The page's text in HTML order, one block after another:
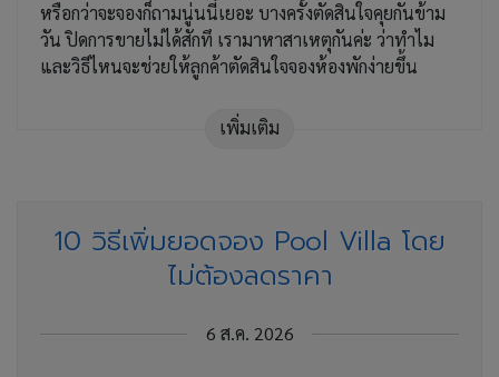
หรือกว่าจะจองก็ถามนู่นนี่เยอะ บางครั้งตัดสินใจคุยกันข้าม
วัน ปิดการขายไม่ได้สักทึ เรามาหาสาเหตุกันค่ะ ว่าทำไม
และวิธีไหนจะช่วยให้ลูกค้าตัดสินใจจองห้องพักง่ายขึ้น
เพิ่มเติม
10 วิธีเพิ่มยอดจอง Pool Villa โดย
ไม่ต้องลดราคา
6 ส.ค. 2026